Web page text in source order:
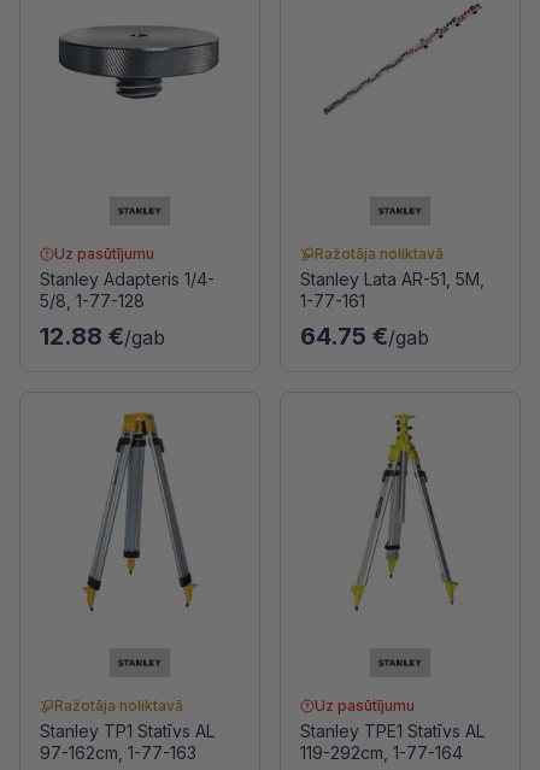
Uz pasūtījumu
Stanley Adapteris 1/4-
5/8, 1-77-128
12.88 €/gab
Ražotāja noliktavā
Stanley Lata AR-51, 5M,
1-77-161
64.75 €/gab
Ražotāja noliktavā
Stanley TP1 Statīvs AL
97-162cm, 1-77-163
Uz pasūtījumu
Stanley TPE1 Statīvs AL
119-292cm, 1-77-164